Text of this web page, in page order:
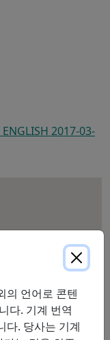
2017-03-
의 언어로 콘텐
다. 기계 번역
다. 당사는 기계